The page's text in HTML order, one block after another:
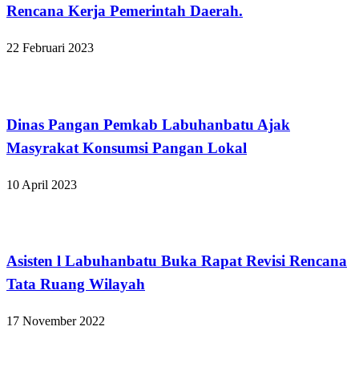
Rencana Kerja Pemerintah Daerah.
22 Februari 2023
Dinas Pangan Pemkab Labuhanbatu Ajak
Masyrakat Konsumsi Pangan Lokal
10 April 2023
Asisten l Labuhanbatu Buka Rapat Revisi Rencana
Tata Ruang Wilayah
17 November 2022